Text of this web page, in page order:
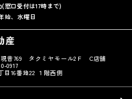
(窓口受付は17時まで)
始、水曜日
産
現昔769 タクミヤモール2Ｆ C店舗
0917
目16番地22 １階西側